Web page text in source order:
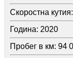
Скоростна кутия:
Година: 2020
Пробег в км: 94